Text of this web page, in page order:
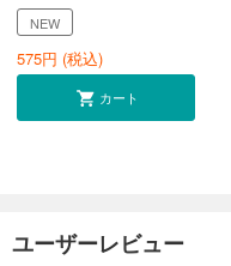
NEW
575円 (税込)
カート
ユーザーレビュー